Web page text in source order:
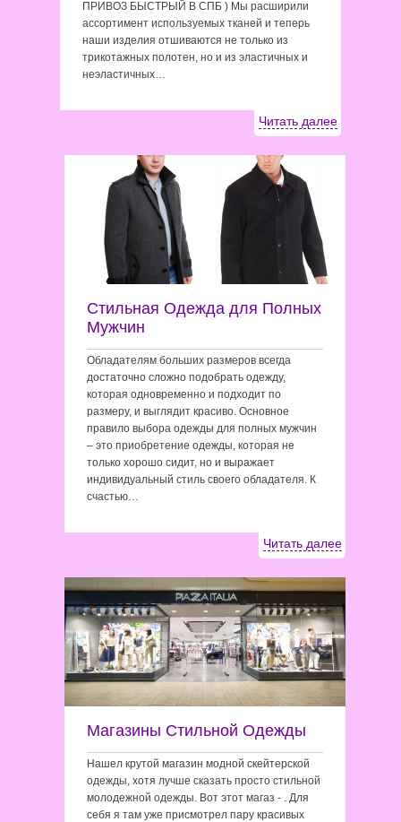
ПРИВОЗ БЫСТРЫЙ В СПБ ) Мы расширили
ассортимент используемых тканей и теперь
наши изделия отшиваются не только из
трикотажных полотен, но и из эластичных и
неэластичных…
Читать далее
Стильная Одежда для Полных
Мужчин
Обладателям больших размеров всегда
достаточно сложно подобрать одежду,
которая одновременно и подходит по
размеру, и выглядит красиво. Основное
правило выбора одежды для полных мужчин
– это приобретение одежды, которая не
только хорошо сидит, но и выражает
индивидуальный стиль своего обладателя. К
счастью…
Читать далее
Магазины Стильной Одежды
Нашел крутой магазин модной скейтерской
одежды, хотя лучше сказать просто стильной
молодежной одежды. Вот этот магаз - . Для
себя я там уже присмотрел пару красивых